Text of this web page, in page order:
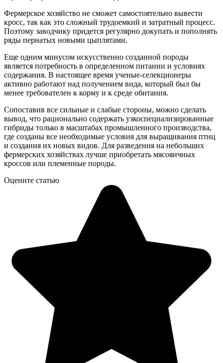
Фермерское хозяйство не сможет самостоятельно вывести
кросс, так как это сложный трудоемкий и затратный процесс.
Поэтому заводчику придется регулярно докупать и пополнять
ряды пернатых новыми цыплятами.
Еще одним минусом искусственно созданной породы
является потребность в определенном питании и условиях
содержания. В настоящее время ученые-селекционеры
активно работают над получением вида, который был бы
менее требователен к корму и к среде обитания.
Сопоставив все сильные и слабые стороны, можно сделать
вывод, что рационально содержать узкоспециализированные
гибриды только в масштабах промышленного производства,
где созданы все необходимые условия для выращивания птиц
и создания их новых видов. Для разведения на небольших
фермерских хозяйствах лучше приобретать мясояичных
кроссов или племенные породы.
Оцените статью